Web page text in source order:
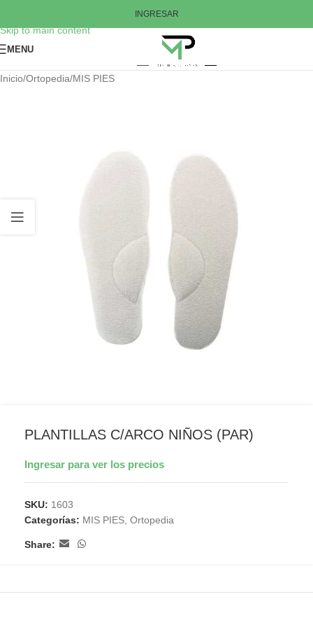
Skip to main content
INGRESAR
MENU
Inicio/Ortopedia/MIS PIES
PLANTILLAS C/ARCO NIÑOS (PAR)
Ingresar para ver los precios
SKU: 1603
Categorías: MIS PIES Ortopedia
Share: